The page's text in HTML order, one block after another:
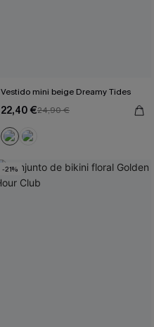
Vestido mini beige Dreamy Tides
22,40 €24,90 €
-21%